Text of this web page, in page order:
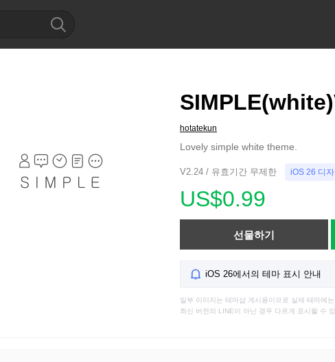
hotatekun
Lovely simple white theme.
V2.24 / 유효기간 무제한 iOS 26 디
US$0.99
선물하기
iOS 26에서의 테마 표시 안내
일부 이미지는 테마샵 게시용이므로 실제 테마에
최신 버전의 LINE이 아닌 경우 다르게 표시될 수